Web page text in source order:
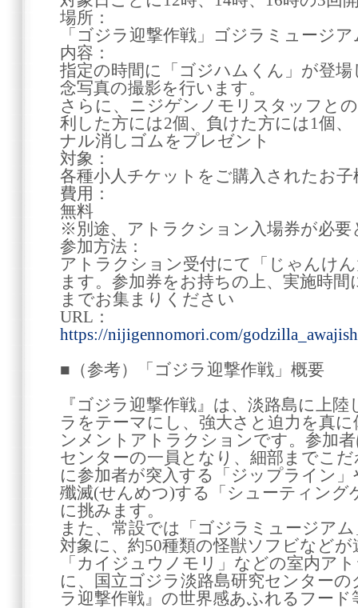
場所：
「ゴジラ迎撃作戦」ゴジラミュージア
内容：
指定の時間に「ゴジハムくん」が登
念写真の撮影を行います。
さらに、ニジゲンノモリスタッフと
利した方には2個、負けた方には1個
ナル消しゴムをプレゼント
対象：
各種小人チケットをご購入されたお
費用：
無料
※別途、アトラクション入場券が必要
参加方法：
アトラクション受付にて「じゃんけ
ます。参加券をお持ちの上、実施時
までお集まりください
URL：
https://nijigennomori.com/
■（参考）「ゴジラ迎撃作戦」概要
『ゴジラ迎撃作戦』は、淡路島に上
ラをテーマにし、強大さと迫力を真
ンメントアトラクションです。参加
センターの一員となり、細部までこ
に参加者が突入する「ジップライン
殲滅(せんめつ)する「シューティング
に挑みます。
また、常設では「ゴジラミュージア
対象に、約50種類の怪獣ソフビなど
「カイジュウノモリ」などの室内ア
に、国立ゴジラ淡路島研究センター
ラ迎撃作戦』の世界感あふれるフー